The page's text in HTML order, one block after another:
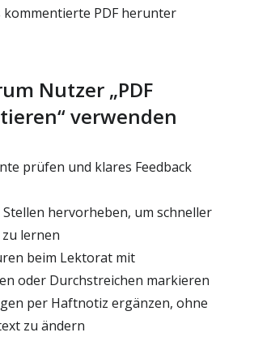
kommentierte PDF herunter
Nutzer „PDF
verwenden
prüfen und klares Feedback
hervorheben, um schneller
lernen
beim Lektorat mit
oder Durchstreichen markieren
per Haftnotiz ergänzen, ohne
zu ändern